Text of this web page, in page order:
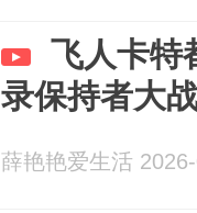
飞人卡特
录保持者大
薛艳艳爱生活